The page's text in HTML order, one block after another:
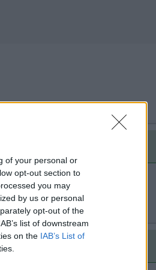
of your personal or
opt-out section to
you may
by us or personal
opt-out of the
list of downstream
on the IAB’s List of
settembre